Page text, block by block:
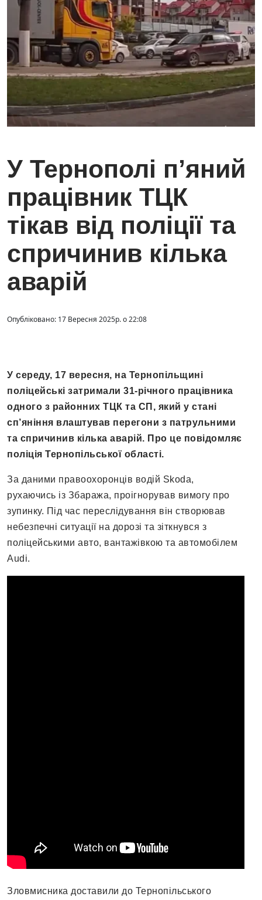
У Тернополі п’яний
працівник ТЦК
тікав від поліції та
спричинив кілька
аварій
Опубліковано: 17 Вересня 2025р. о 22:08
У середу, 17 вересня, на Тернопільщині
поліцейські затримали 31-річного працівника
одного з районних ТЦК та СП, який у стані
сп’яніння влаштував перегони з патрульними
та спричинив кілька аварій. Про це повідомляє
поліція Тернопільської області.
За даними правоохоронців водій Skoda,
рухаючись із Збаража, проігнорував вимогу про
зупинку. Під час переслідування він створював
небезпечні ситуації на дорозі та зіткнувся з
поліцейськими авто, вантажівкою та автомобілем
Audi.
Зловмисника доставили до Тернопільського